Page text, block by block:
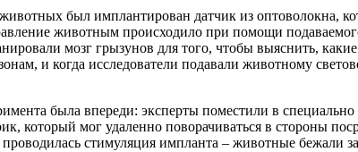
был имплантирован датчик из оптоволокна,
животным происходило при помощи
мозг грызунов для того, чтобы выяснить,
и когда исследователи подавали животному
была впереди: эксперты поместили в
который мог удаленно поворачиваться в стороны
стимуляция импланта – животные бежали